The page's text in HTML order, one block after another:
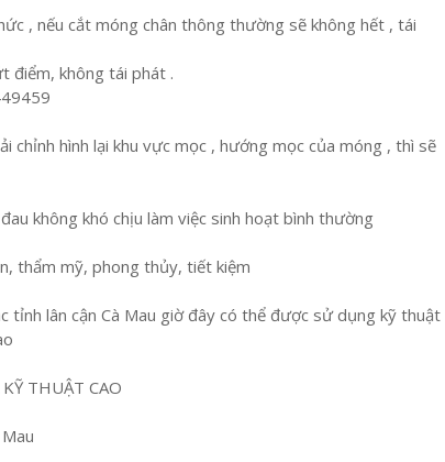
, nếu cắt móng chân thông thường sẽ không hết , tái
điểm, không tái phát .
chỉnh hình lại khu vực mọc , hướng mọc của móng , thì sẽ
không khó chịu làm việc sinh hoạt bình thường
thẩm mỹ, phong thủy, tiết kiệm
tỉnh lân cận Cà Mau giờ đây có thể được sử dụng kỹ thuật
THUẬT CAO